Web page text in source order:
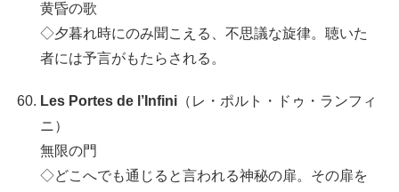
黄昏の歌
◇夕暮れ時にのみ聞こえる、不思議な旋律。聴いた
者には予言がもたらされる。
Les Portes de l’Infini （レ・ポルト・ドゥ・ランフィ
ニ）
無限の門
◇どこへでも通じると言われる神秘の扉。その扉を